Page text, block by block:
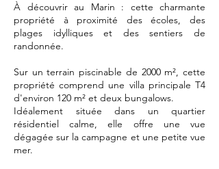
À découvrir au Marin : cette charmante
propriété à proximité des écoles, des
plages idylliques et des sentiers de
randonnée.
Sur un terrain piscinable de 2000 m², cette
propriété comprend une villa principale T4
d'environ 120 m² et deux bungalows.
Idéalement située dans un quartier
résidentiel calme, elle offre une vue
dégagée sur la campagne et une petite vue
mer.